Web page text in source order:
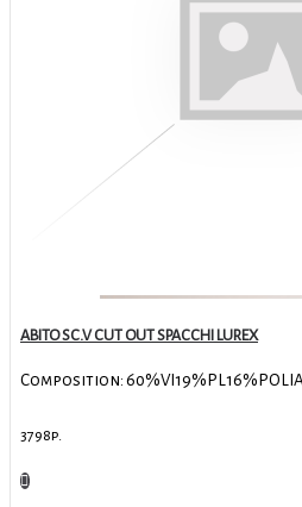
ABITO SC.V CUT OUT SPACCHI LUREX
Composition:
3798р.